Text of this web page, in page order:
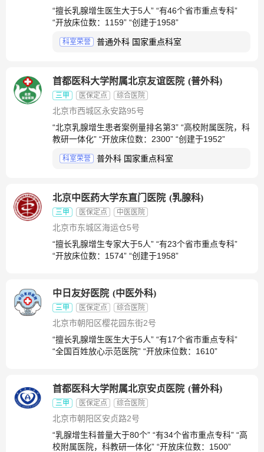
“擅长乳腺增生医生大于5人” “有46个省市重点专科”
“开放床位数：1159” “创建于1958”
科室荣誉 普通外科 国家重点科室
首都医科大学附属北京友谊医院 (普外科)
三甲 医保定点 综合医院
北京市西城区永安路95号
“北京乳腺增生患者案例量排名第3” “高校附属医院，科
教研一体化” “开放床位数：2300” “创建于1952”
科室荣誉 普外科 国家重点科室
北京中医药大学东直门医院 (乳腺科)
三甲 医保定点 中医医院
北京市东城区海运仓5号
“擅长乳腺增生专家大于5人” “有23个省市重点专科”
“开放床位数：1574” “创建于1958”
中日友好医院 (中医外科)
三甲 医保定点 综合医院
北京市朝阳区樱花园东街2号
“擅长乳腺增生医生大于5人” “有17个省市重点专科”
“全国百姓放心示范医院” “开放床位数：1610”
首都医科大学附属北京安贞医院 (普外科)
三甲 医保定点 综合医院
北京市朝阳区安贞路2号
“乳腺增生科普量大于80个” “有34个省市重点专科” “高
校附属医院，科教研一体化” “开放床位数：1500”